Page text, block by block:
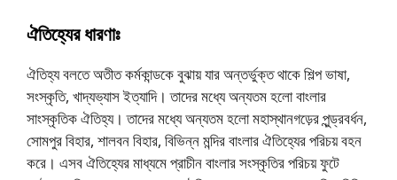
ঐতিহ্যের ধারণাঃ
ঐতিহ্য বলতে অতীত কর্মকান্ডকে বুঝায় যার অন্তর্ভুক্ত থাকে শিল্প ভাষা,
সংস্কৃতি, খাদ্যভ্যাস ইত্যাদি। তাদের মধ্যে অন্যতম হলাে বাংলার
সাংস্কৃতিক ঐতিহ্য। তাদের মধ্যে অন্যতম হলাে মহাস্থানগড়ের পুন্ড্রবর্ধন,
সােমপুর বিহার, শালবন বিহার, বিভিন্ন মন্দির বাংলার ঐতিহ্যের পরিচয় বহন
করে। এসব ঐতিহ্যের মাধ্যমে প্রাচীন বাংলার সংস্কৃতির পরিচয় ফুটে